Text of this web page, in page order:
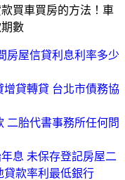
買車買房的方法！車
數
房屋信貸利息利率多少
貸轉貸 台北市債務協
二胎代書事務所任何問
息 未保存登記房屋二
貸款率利最低銀行